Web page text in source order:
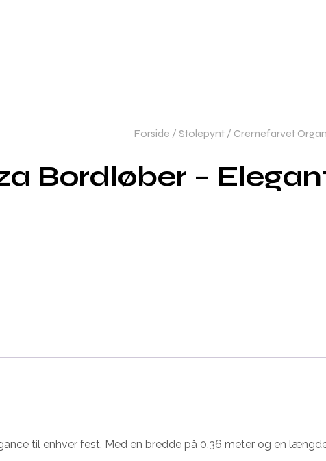
Forside / Stolepynt / Cremefarvet
Bordløber –
til enhver fest. Med en bredde på 0.36 meter og en